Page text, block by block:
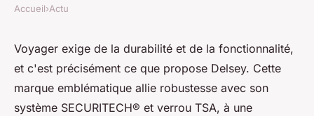
Choisir une valise solide
Delsey pour voyager l'esprit
tranquille
Accueil›Actu
Voyager exige de la durabilité et de la fonctionnalité,
et c'est précisément ce que propose Delsey. Cette
marque emblématique allie robustesse avec son
système SECURITECH® et verrou TSA, à une